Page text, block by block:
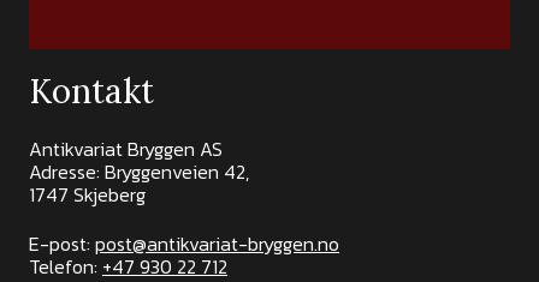
Kontakt
Antikvariat Bryggen AS
Adresse: Bryggenveien 42,
1747 Skjeberg
E-post: post@antikvariat-bryggen.no
Telefon: +47 930 22 712